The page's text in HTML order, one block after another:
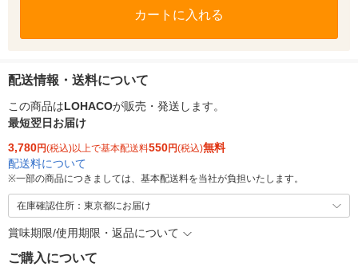
カートに入れる
配送情報・送料について
この商品はLOHACOが販売・発送します。
最短翌日お届け
3,780円(税込)以上で基本配送料550円(税込)無料
配送料について
※一部の商品につきましては、基本配送料を当社が負担いたします。
在庫確認住所：東京都にお届け
賞味期限/使用期限・返品について
ご購入について